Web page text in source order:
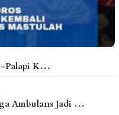
Palapi K…
Ambulans Jadi …